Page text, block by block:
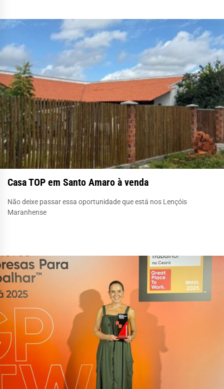
Casa TOP em Santo Amaro à venda
Não deixe passar essa oportunidade que está nos Lençóis
Maranhense